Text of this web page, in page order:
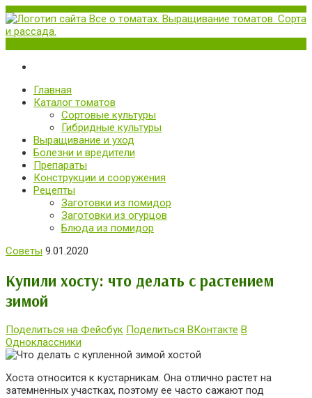
Все о томатах. Выращивание томатов. Сорта и рассада.
Выращивание и уход за томатами
Главная
Каталог томатов
Сортовые культуры
Гибридные культуры
Выращивание и уход
Болезни и вредители
Препараты
Конструкции и сооружения
Рецепты
Заготовки из помидор
Заготовки из огурцов
Блюда из помидор
Советы 9.01.2020
Купили хосту: что делать с растением
зимой
Поделиться на Фейсбук Поделиться ВКонтакте В
Одноклассники
Хоста относится к кустарникам. Она отлично растет на
затемненных участках, поэтому ее часто сажают под